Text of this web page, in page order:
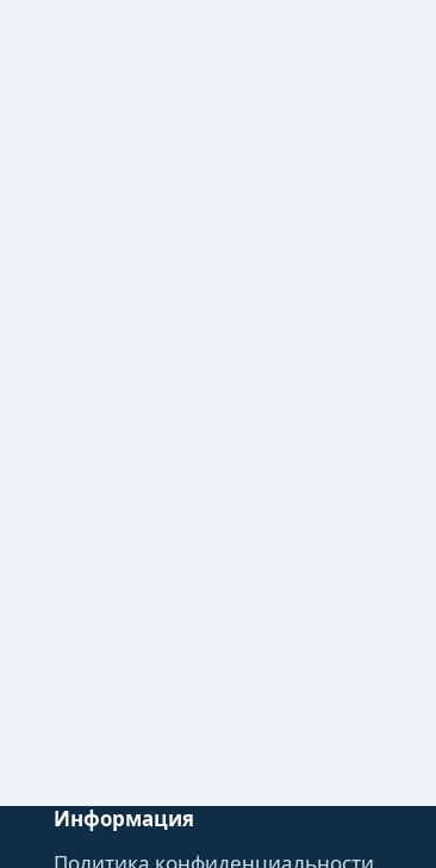
Информация
Политика конфиденциальности